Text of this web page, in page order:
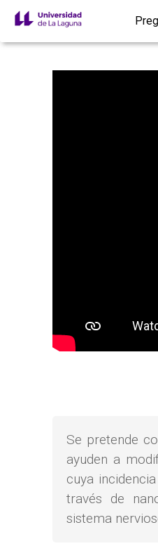
Se pretende
ayuden a
cuya
través de
sistema